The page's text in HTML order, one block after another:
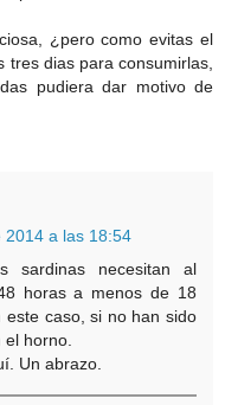
¿pero como evitas el
tres dias para consumirlas,
pudiera dar motivo de
2014 a las 18:54
sardinas necesitan al
horas a menos de 18
caso, si no han sido
horno.
Un abrazo.